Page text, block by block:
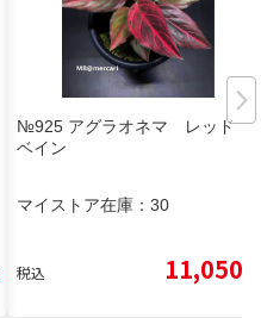
№925 アグラオネマ レッド
ベイン
マイストア在庫： 30
税込 11,050